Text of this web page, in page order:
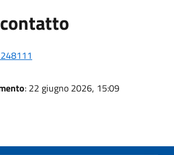
: 22 giugno 2026, 15:09